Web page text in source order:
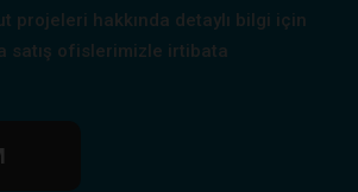
projeleri hakkında detaylı bilgi için
satış ofislerimizle irtibata